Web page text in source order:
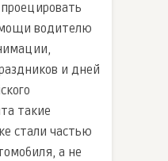
водителю
и дней
такие
стали частью
а не